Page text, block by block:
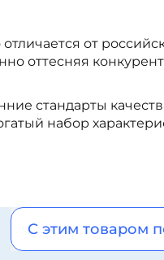
от
оттесняя
стандарты
набор
С этим товаром